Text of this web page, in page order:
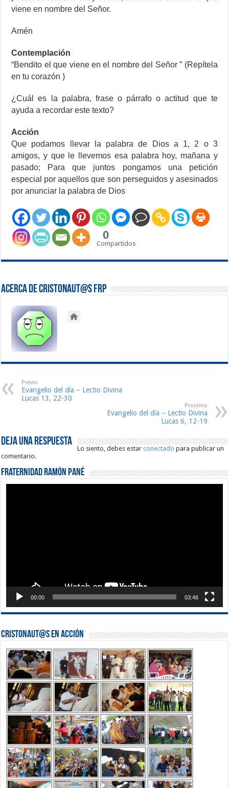
viene en nombre del Señor.
Amén
Contemplación
“Bendito el que viene en el nombre del Señor ” (Repítela
en tu corazón )
¿Cuál es la palabra, frase o párrafo o actitud que te
ayuda a recordar este texto?
Acción
Que podamos llevar la palabra de Dios a 1, 2 o 3
amigos, y que le llevemos esa palabra hoy, mañana y
pasado; Para que juntos pongamos una petición
especial por aquellos que son perseguidos y asesinados
por anunciar la palabra de Dios
0
Compartidos
Acerca de Cristonaut@s FRP
Previo
Evangelio del día – Lectio Divina
Lucas 13, 22-30
Proximo
Evangelio del día – Lectio Divina
Lucas 6, 12-19
Deja una respuesta
Lo siento, debes estarconectado para publicar un
comentario.
Fraternidad Ramón Pané
00:00 03:46
Cristonaut@s en Acción